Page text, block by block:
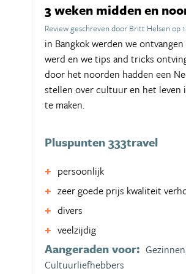
3 weken midden en
Review geschreven door Britt Helsen op
in Bangkok werden we
werd en we tips and tricks
door het noorden hadden een
stellen over cultuur en het leven
te maken.
Pluspunten 333travel
persoonlijk
zeer goede prijs kwaliteit
divers
veelzijdig
Aangeraden voor:
Cultuurliefhebbers